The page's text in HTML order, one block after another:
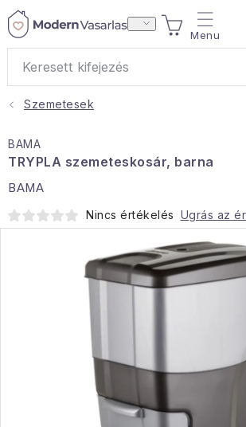
Ugrás
KOSÁR
Otthoni illatok
Hobbi és kert
Egészség és szépség
Szemetesek
BAMA
TRYPLA szemeteskosár, barna
BAMA
Nincs értékelés Ugrás az